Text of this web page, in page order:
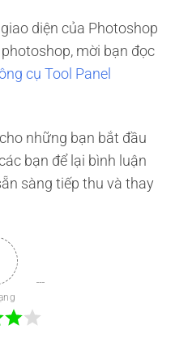
diện của Photoshop
mời bạn đọc
cụ Tool Panel
những bạn bắt đầu
bạn để lại bình luận
sàng tiếp thu và thay